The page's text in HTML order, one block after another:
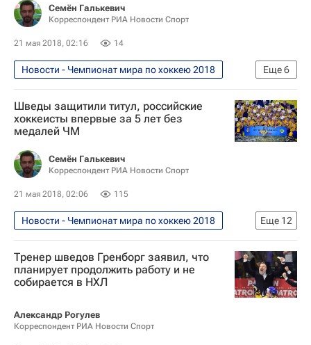
Чемпионат мира по хоккею
Семён Галькевич
Корреспондент РИА Новости Спорт
21 мая 2018, 02:16 14
Еще6
Новости - Чемпионат мира по хоккею 2018
Хоккей
Спорт
Чемпионат мира по хоккею 2018
Международная федерация хоккея (IIHF)
Чемпионат мира по хоккею
Сборная России по хоккею с шайбой
Шведы защитили титул, российские
хоккеисты впервые за 5 лет без
медалей ЧМ
Семён Галькевич
Корреспондент РИА Новости Спорт
21 мая 2018, 02:06 115
Еще 12
Новости - Чемпионат мира по хоккею 2018
Хоккей
Спорт
Чемпионат мира по хоккею 2018
Илья Воробьев (футбол)
Канада
Швеция
Тренер шведов Гренборг заявил, что
планирует продолжить работу и не
собирается в НХЛ
Александр Рогулев
Корреспондент РИА Новости Спорт